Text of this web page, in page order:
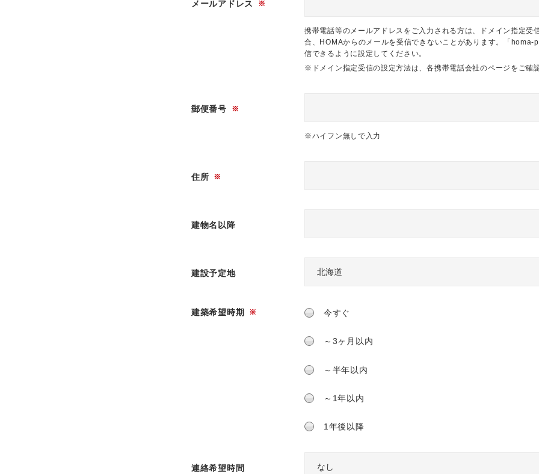
メールアドレス ※
携帯電話等のメールアドレスをご入力される方は、ドメイン指定受
合、HOMAからのメールを受信できないことがあります。「homa-
信できるように設定してください。
※ドメイン指定受信の設定方法は、各携帯電話会社のページをご確
郵便番号 ※
※ハイフン無しで入力
住所 ※
建物名以降
建設予定地
建築希望時期 ※ 今すぐ
～3ヶ月以内
～半年以内
～1年以内
1年後以降
連絡希望時間